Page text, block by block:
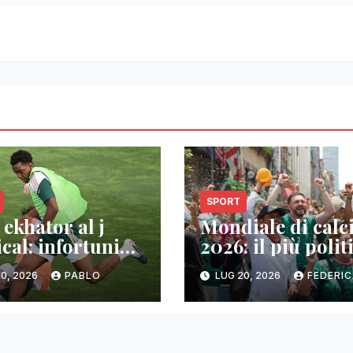
ekhator al j
infortunio
2026 PABLO
SPORT
Mondiale di
2026: il più
tra tensioni, iran
falkland
LUG 20, 2026